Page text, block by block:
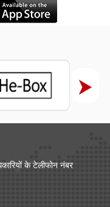
के टेलीफोन नंबर